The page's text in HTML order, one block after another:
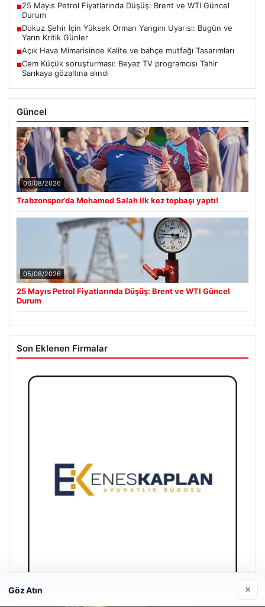
■25 Mayıs Petrol Fiyatlarında Düşüş: Brent ve WTI Güncel
Durum
■Dokuz Şehir İçin Yüksek Orman Yangını Uyarısı: Bugün ve
Yarın Kritik Günler
■Açık Hava Mimarisinde Kalite ve bahçe mutfağı Tasarımları
■Cem Küçük soruşturması: Beyaz TV programcısı Tahir
Sarıkaya gözaltına alındı
Güncel
06/08/2026
Trabzonspor’da Mohamed Salah ilk kez topbaşı yaptı!
05/08/2026
25 Mayıs Petrol Fiyatlarında Düşüş: Brent ve WTI Güncel
Durum
Son Eklenen Firmalar
Göz Atın ×